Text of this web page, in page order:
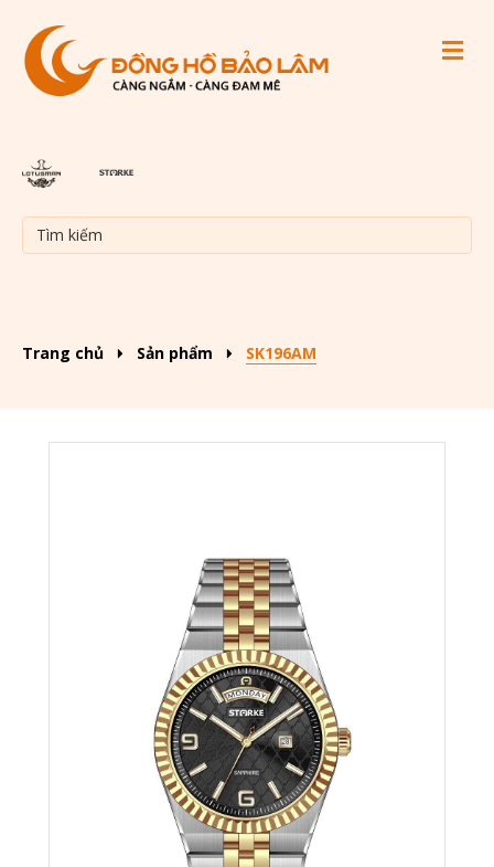
Trang chủ Sản phẩm SK196AM